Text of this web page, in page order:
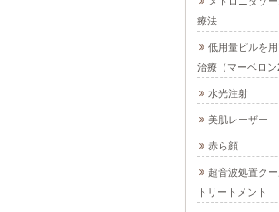
療法
低用量ピルを
治療（マーベロン
水光注射
美肌レーザー
赤ら顔
超音波処置ク
トリートメント